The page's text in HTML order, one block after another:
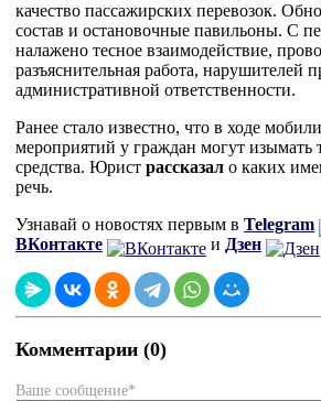
качество пассажирских перевозок.
состав и остановочные павильоны. С
налажено тесное взаимодействие,
разъяснительная работа, нарушителей
административной ответственности.
Ранее стало известно, что в ходе
мероприятий у граждан могут изымать
средства. Юрист рассказал о каких
речь.
Узнавай о новостях первым в Telegram
ВКонтакте
и Дзен
Комментарии (0)
Ваше сообщение*